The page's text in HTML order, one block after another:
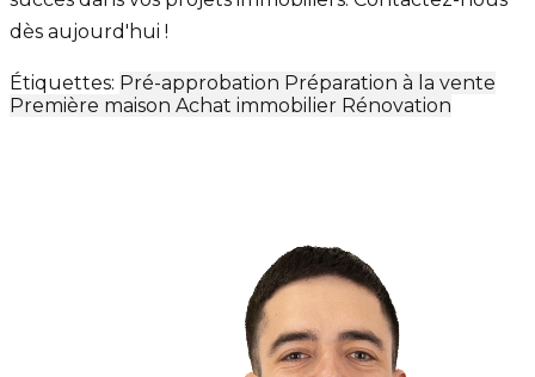
dès aujourd'hui !
Étiquettes: Pré-approbation Préparation à la vente
Première maison Achat immobilier Rénovation